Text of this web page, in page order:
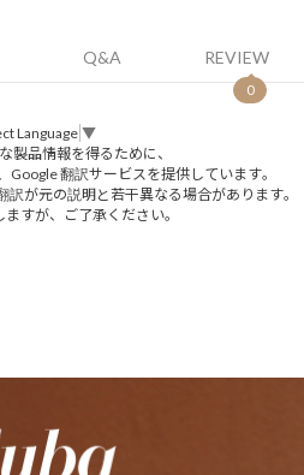
Q&A REVIEW
0
Language ▼
製品情報を得るために、
翻訳サービスを提供しています。
が元の説明と若干異なる場合があります。
すが、ご了承ください。